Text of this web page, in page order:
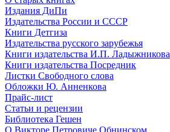
Издания ДиПи
Издательства России и СССР
Книги Детгиза
Издательства русского зарубежья
Книги издательства И.П. Ладыжникова
Книги издательства Посредник
Листки Свободного слова
Обложки Ю. Анненкова
Прайс-лист
Статьи и рецензии
Библиотека Гешен
О Викторе Петровиче Обнинском